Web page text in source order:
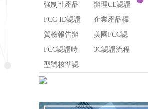
強制性產品
認證
辦理CE認證
FCC-ID認證
企業產品標
準
質檢報告辦
理
美國FCC認
證
FCC認證時
間
3C認證流程
型號核準認
證